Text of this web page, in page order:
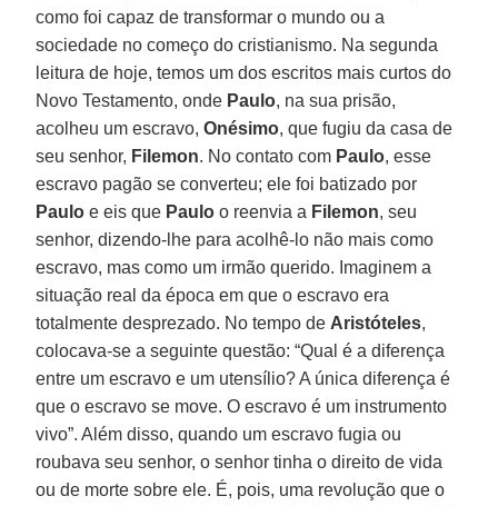
como foi capaz de transformar o mundo ou a
sociedade no começo do cristianismo. Na segunda
leitura de hoje, temos um dos escritos mais curtos do
Novo Testamento, onde Paulo, na sua prisão,
acolheu um escravo,Onésimo, que fugiu da casa de
seu senhor, Filemon. No contato com Paulo, esse
escravo pagão se converteu; ele foi batizado por
Paulo e eis que Paulo o reenvia a Filemon, seu
senhor, dizendo-lhe para acolhê-lo não mais como
escravo, mas como um irmão querido. Imaginem a
situação real da época em que o escravo era
totalmente desprezado. No tempo de Aristóteles,
colocava-se a seguinte questão: “Qual é a diferença
entre um escravo e um utensílio? A única diferença é
que o escravo se move. O escravo é um instrumento
vivo”. Além disso, quando um escravo fugia ou
roubava seu senhor, o senhor tinha o direito de vida
ou de morte sobre ele. É, pois, uma revolução que o